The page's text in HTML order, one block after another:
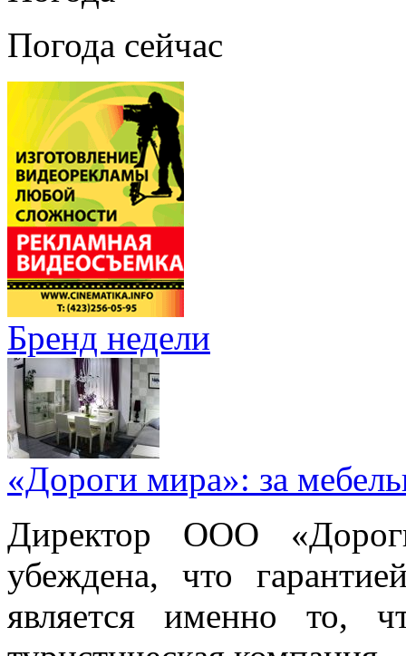
Погода сейчас
Бренд недели
«Дороги мира»: за
Директор ООО
убеждена, что
является именно то,